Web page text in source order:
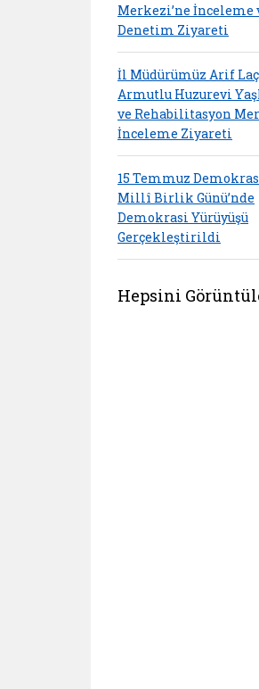
Merkezi’ne İnceleme
Denetim Ziyareti
İl Müdürümüz Arif
Armutlu Huzurevi
ve Rehabilitasyon
İnceleme Ziyareti
15 Temmuz
Millî Birlik Günü’nde
Demokrasi Yürüyüşü
Gerçekleştirildi
Hepsini